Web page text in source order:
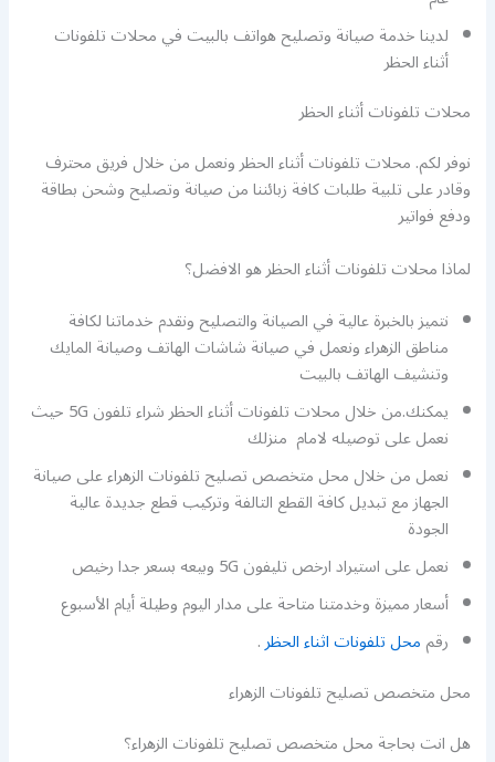
لدينا خدمة صيانة وتصليح هواتف بالبيت في محلات تلفونات
أثناء الحظر
محلات تلفونات أثناء الحظر
نوفر لكم. محلات تلفونات أثناء الحظر ونعمل من خلال فريق محترف
وقادر على تلبية طلبات كافة زبائننا من صيانة وتصليح وشحن بطاقة
ودفع فواتير
لماذا محلات تلفونات أثناء الحظر هو الافضل؟
نتميز بالخبرة عالية في الصيانة والتصليح ونقدم خدماتنا لكافة
مناطق الزهراء ونعمل في صيانة شاشات الهاتف وصيانة المايك
وتنشيف الهاتف بالبيت
يمكنك.من خلال محلات تلفونات أثناء الحظر شراء تلفون 5G حيث
نعمل على توصيله لامام منزلك
نعمل من خلال محل متخصص تصليح تلفونات الزهراء على صيانة
الجهاز مع تبديل كافة القطع التالفة وتركيب قطع جديدة عالية
الجودة
نعمل على استيراد ارخص تليفون 5G وبيعه بسعر جدا رخيص
أسعار مميزة وخدمتنا متاحة على مدار اليوم وطيلة أيام الأسبوع
رقممحل تلفونات اثناء الحظر.
محل متخصص تصليح تلفونات الزهراء
هل انت بحاجة محل متخصص تصليح تلفونات الزهراء؟